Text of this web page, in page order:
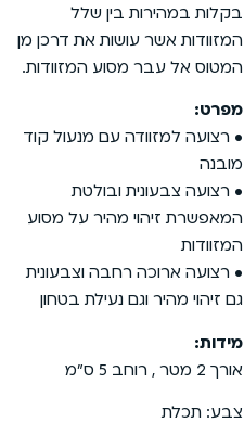
בקלות במהירות בין שלל
המזוודות אשר עושות את דרכן מן
המטוס אל עבר מסוע המזוודות.
מפרט:
• רצועה למזוודה עם מנעול קוד
מובנה
• רצועה צבעונית ובולטת
המאפשרת זיהוי מהיר על מסוע
המזוודות
• רצועה ארוכה רחבה וצבעונית
גם זיהוי מהיר וגם נעילת בטחון
מידות:
אורך 2 מטר , רוחב 5 ס”מ
צבע: תכלת